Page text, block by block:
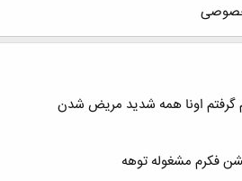
خصوصی
گرفتم اونا همه شدید مریض شدن
فکرم مشغوله توهه